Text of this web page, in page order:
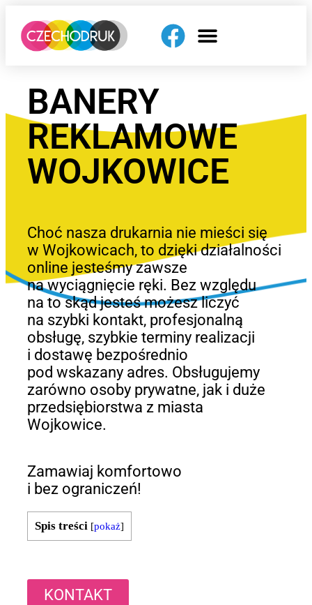
BANERY
REKLAMOWE
WOJKOWICE
Choć nasza drukarnia nie mieści się
w Wojkowicach, to dzięki działalności
online jesteśmy zawsze
na wyciągnięcie ręki. Bez względu
na to skąd jesteś możesz liczyć
na szybki kontakt, profesjonalną
obsługę, szybkie terminy realizacji
i dostawę bezpośrednio
pod wskazany adres. Obsługujemy
zarówno osoby prywatne, jak i duże
przedsiębiorstwa z miasta
Wojkowice.
Zamawiaj komfortowo
i bez ograniczeń!
Spis treści [pokaż]
KONTAKT